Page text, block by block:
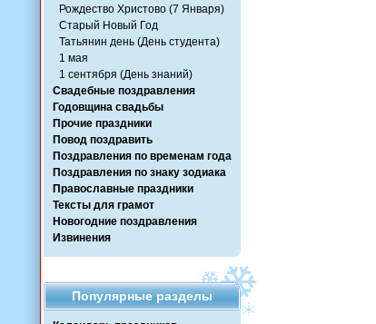
Рождество Христово (7 Января)
Старый Новый Год
Татьянин день (День студента)
1 мая
1 сентября (День знаний)
Свадебные поздравления
Годовщина свадьбы
Прочие праздники
Повод поздравить
Поздравления по временам года
Поздравления по знаку зодиака
Православные праздники
Тексты для грамот
Новогодние поздравления
Извинения
Популярные разделы